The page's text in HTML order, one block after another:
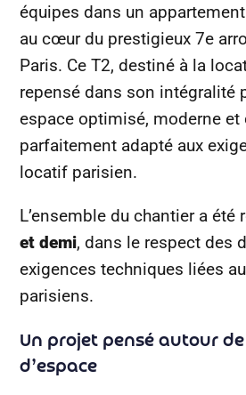
équipes dans un
au cœur du prestigieux 7e
Paris. Ce T2, destiné à la
repensé dans son intégralité
espace optimisé, moderne et
parfaitement adapté aux
locatif parisien.
L’ensemble du chantier a été
et demi, dans le respect des
exigences techniques liées
parisiens.
Un projet pensé autour
d’espace